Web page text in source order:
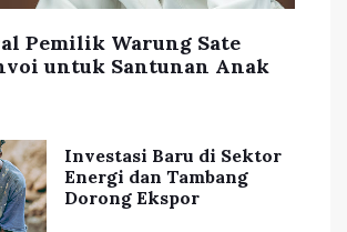
Pemilik Warung Sate
untuk Santunan Anak
Investasi Baru di Sektor
Energi dan Tambang
Dorong Ekspor